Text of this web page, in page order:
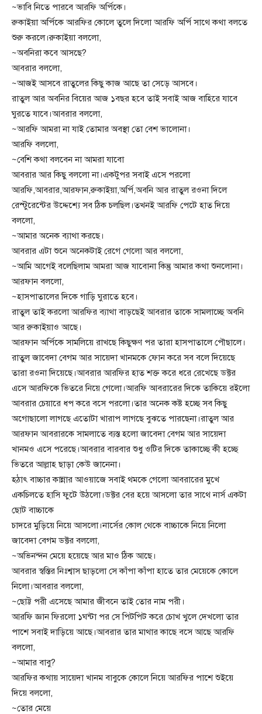
~ভাবি নিতে পারবে আরফি অর্পিকে।
রুকাইয়া অর্পিকে আরফির কোলে তুলে দিলো আরফি অর্পি সাথে কথা বলতে
শুরু করলে।রুকাইয়া বললো,
~অবনিরা কবে আসছে?
আবরার বললো,
~আজই আসবে রাতুলের কিছু কাজ আছে তা সেড়ে আসবে।
রাতুল আর অবনির বিয়ের আজ ১বছর হবে তাই সবাই আজ বাহিরে যাবে
ঘুরতে যাবে।আবরার বললো,
~আরফি আমরা না যাই তোমার অবস্থা তো বেশ ভালোনা।
আরফি বললো,
~বেশি কথা বলবেন না আমরা যাবো
আবরার আর কিছু বললো না।একটুপর সবাই এসে পরলো
আরফি,আবরার,আরফান,রুকাইয়া,অর্পি,অবনি আর রাতুল রওনা দিলে
রেস্টুরেন্টের উদ্দেশ্যে সব ঠিক চলছিল।তখনই আরফি পেটে হাত দিয়ে
বললো,
~আমার অনেক ব্যাথা করছে।
আবরার এটা শুনে অনেকটাই রেগে গেলো আর বললো,
~আমি আগেই বলেছিলাম আমরা আজ যাবোনা কিন্তু আমার কথা শুনলোনা।
আরফান বললো,
~হাসপাতালের দিকে গাড়ি ঘুরাতে হবে।
রাতুল তাই করলো আরফির ব্যাথা বাড়ছেই আবরার তাকে সামলাচ্ছে অবনি
আর রুকাইয়াও আছে।
আরফান অর্পিকে সামলিয়ে রাখছে কিছুক্ষণ পর তারা হাসপাতালে পৌছালে।
রাতুল জাবেদা বেগম আর সায়েদা খানমকে ফোন করে সব বলে দিয়েছে
তারা রওনা দিয়েছে।আবরার আরফির হাত শক্ত করে ধরে রেখেছে ডক্টর
এসে আরফিকে ভিতরে নিয়ে গেলো।আরফি আবরারের দিকে তাকিয়ে রইলো
আবরার চেয়ারে ধপ করে বসে পরলো।তার অনেক কষ্ট হচ্ছে সব কিছু
অগোছালো লাগছে এতোটা খারাপ লাগছে বুঝতে পারছেনা।রাতুল আর
আরফান আবরারকে সামলাতে ব্যস্ত হলো জাবেদা বেগম আর সায়েদা
খানমও এসে পরেছে।আবরার বারবার শুধু ওটির দিকে তাকাচ্ছে কী হচ্ছে
ভিতরে আল্লাহ ছাড়া কেউ জানেনা।
হঠাৎ বাচ্চার কান্নার আওয়াজে সবাই থমকে গেলো আবরারের মুখে
একচিলতে হাসি ফুটে উঠলো।ডক্টর বের হয়ে আসলো তার সাথে নার্স একটা
ছোট বাচ্চাকে
চাদরে মুড়িয়ে নিয়ে আসলো।নার্সের কোল থেকে বাচ্চাকে নিয়ে নিলো
জাবেদা বেগম ডক্টর বললো,
~অভিনন্দন মেয়ে হয়েছে আর মাও ঠিক আছে।
আবরার স্বস্তির নিঃশ্বাস ছাড়লো সে কাঁপা কাঁপা হাতে তার মেয়েকে কোলে
নিলো।আবরার বললো,
~ছোট্ট পরী এসেছে আমার জীবনে তাই তোর নাম পরী।
আরফি জ্ঞান ফিরলো ১ঘন্টা পর সে পিটপিট করে চোখ খুলে দেখলো তার
পাশে সবাই দাড়িয়ে আছে।আবরার তার মাথার কাছে বসে আছে আরফি
বললো,
~আমার বাবু?
আরফির কথায় সায়েদা খানম বাবুকে কোলে নিয়ে আরফির পাশে শুইয়ে
দিয়ে বললো,
~তোর মেয়ে